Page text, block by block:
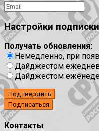
Настройки подписки
Получать обновления:
Немедленно, при
Дайджестом
Дайджестом
Подтвердить
Контакты